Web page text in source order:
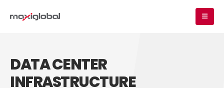
DATA CENTER
INFRASTRUCTURE